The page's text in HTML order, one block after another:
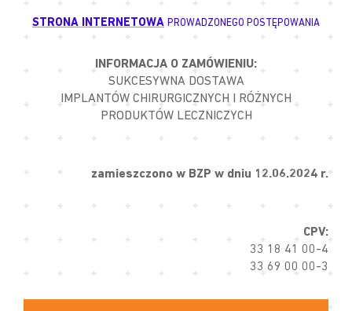
STRONA INTERNETOWA PROWADZONEGO POSTĘPOWANIA
INFORMACJA O ZAMÓWIENIU:
SUKCESYWNA DOSTAWA
IMPLANTÓW CHIRURGICZNYCH I RÓŻNYCH
PRODUKTÓW LECZNICZYCH
zamieszczono w BZP w dniu 12.06.2024 r.
CPV:
33 18 41 00-4
33 69 00 00-3